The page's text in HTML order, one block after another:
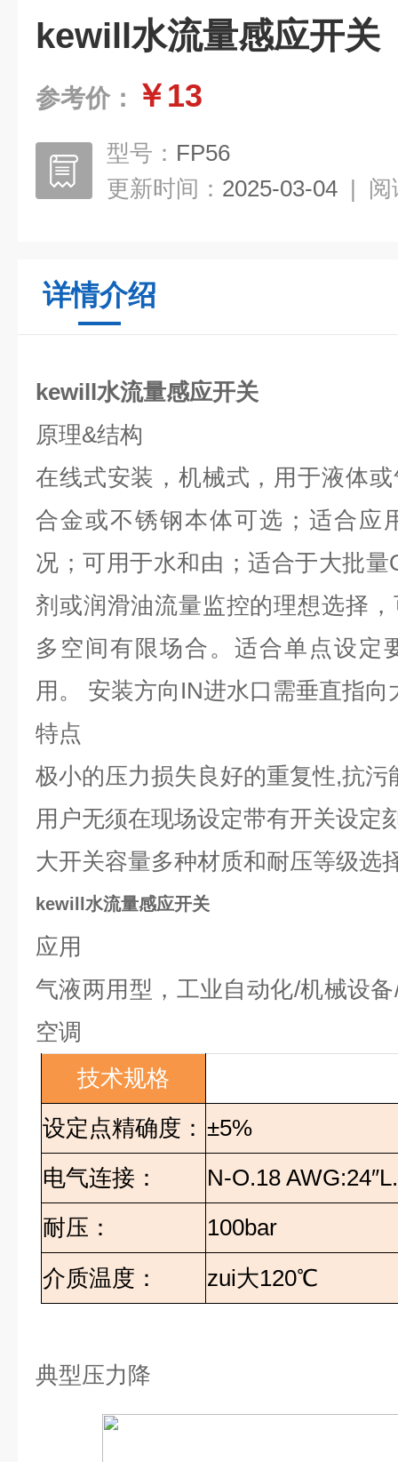
kewill水流量感应开关
参考价： ￥13
型号： FP56
更新时间： 2025-03-04 | 阅
详情介绍
kewill水流量感应开关
原理&结构
在线式安装，机械式，用于液体
合金或不锈钢本体可选；适合应
况；可用于水和由；适合于大批量
剂或润滑油流量监控的理想选择
多空间有限场合。适合单点设定
用。 安装方向 IN进水口需垂直指向
特点
极小的压力损失良好的重复性,抗污
用户无须在现场设定带有开关设定
大开关容量多种材质和耐压等级选
kewill水流量感应开关
应用
气液两用型，工业自动化/机械设备
空调
技术规格
设定点精确度： ±5%
电气连接：
N-O.18 AWG:24″
耐压：
100bar
介质温度：
zui大120℃
典型压力降